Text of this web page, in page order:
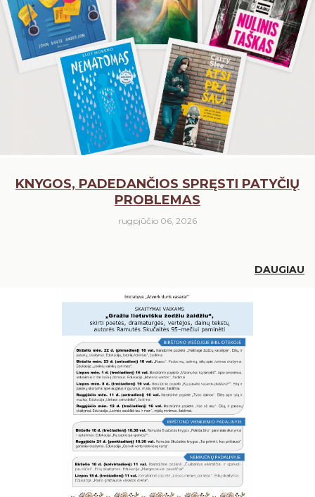
Birštonas medijose
Knygų rekomendacijos
Muzikos įrašai, filmai
Žaidimai
RUGPJŪTIS 2026
Pr An Tr Ke Pe
3 4 5 6 7
10 11 12 13 14
17 18 19 20 21
KNYGOS, PADEDANČIOS SPRĘSTI PATYČIŲ
PROBLEMAS
rugpjūčio 06, 2026
DAUGIAU